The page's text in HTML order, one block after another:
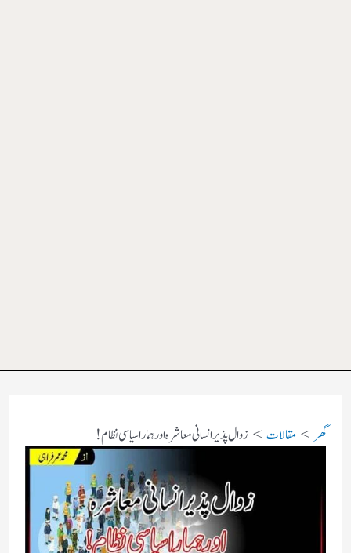
گھر مقالات زوال پذیر انسانی معاشرہ اور ہمارا سیاسی نظام !